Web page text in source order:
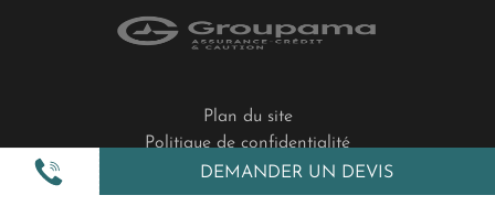
DEMANDER UN DEVIS
Plan du site
Politique de confidentialité
Gestion des cookies
Mentions légales